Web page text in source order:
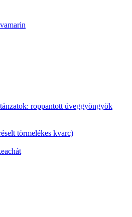
roppantott üveggyöngyök
törmelékes kvarc)